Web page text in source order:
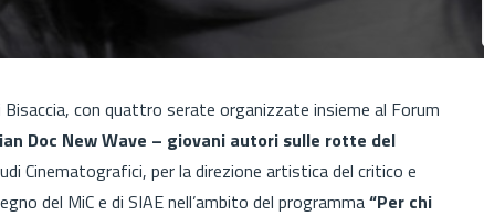
Bisaccia, con quattro serate organizzate insieme al Forum
Doc New Wave – giovani autori sulle rotte del
Cinematografici, per la direzione artistica del critico e
del MiC e di SIAE nell’ambito del programma“Per chi